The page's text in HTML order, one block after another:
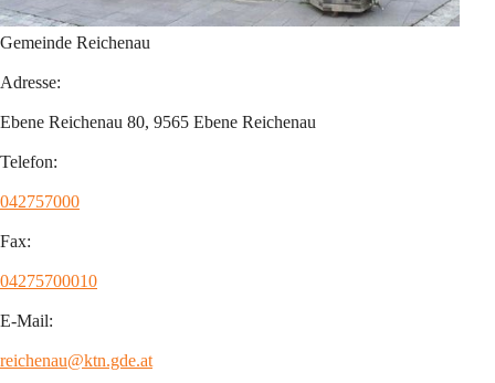
Gemeinde Reichenau
Adresse:
Ebene Reichenau 80, 9565 Ebene Reichenau
Telefon:
042757000
Fax:
04275700010
E-Mail:
reichenau@ktn.gde.at